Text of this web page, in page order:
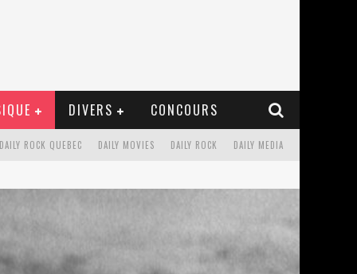
DIVERS CONCOURS
DAILY MEDIA
DAILY ROCK
DAILY MOVIES
DAILY ROCK QUEBEC